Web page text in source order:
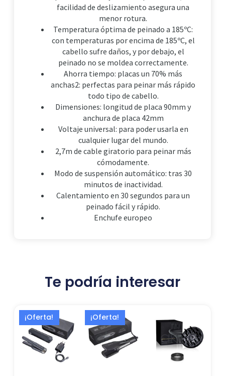
facilidad de deslizamiento asegura una
menor rotura.
Temperatura óptima de peinado a 185ºC:
con temperaturas por encima de 185ºC, el
cabello sufre daños, y por debajo, el
peinado no se moldea correctamente.
Ahorra tiempo: placas un 70% más
anchas2: perfectas para peinar más rápido
todo tipo de cabello.
Dimensiones: longitud de placa 90mm y
anchura de placa 42mm
Voltaje universal: para poder usarla en
cualquier lugar del mundo.
2,7m de cable giratorio para peinar más
cómodamente.
Modo de suspensión automático: tras 30
minutos de inactividad.
Calentamiento en 30 segundos para un
peinado fácil y rápido.
Enchufe europeo
Te podría interesar
¡Oferta!
precio
original
era:
339,00 €.
El
precio
actual
es:
224,13 €.
¡Oferta!
precio
original
era:
precio
actual
es: